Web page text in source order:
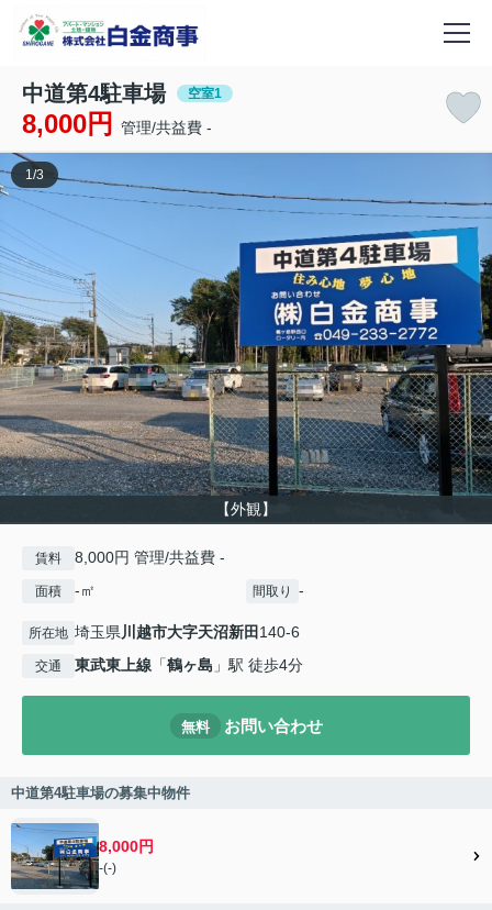
中道第4駐車場 空室1
8,000円 管理/共益費 -
【外観】
1 /3
賃料 8,000円 管理/共益費 -
面積 -㎡ 間取り -
所在地 埼玉県川越市大字天沼新田 140-6
交通 東武東上線 「鶴ヶ島 」駅 徒歩4分
無料 お問い合わせ
中道第4駐車場の募集中物件
8,000円
-(-)